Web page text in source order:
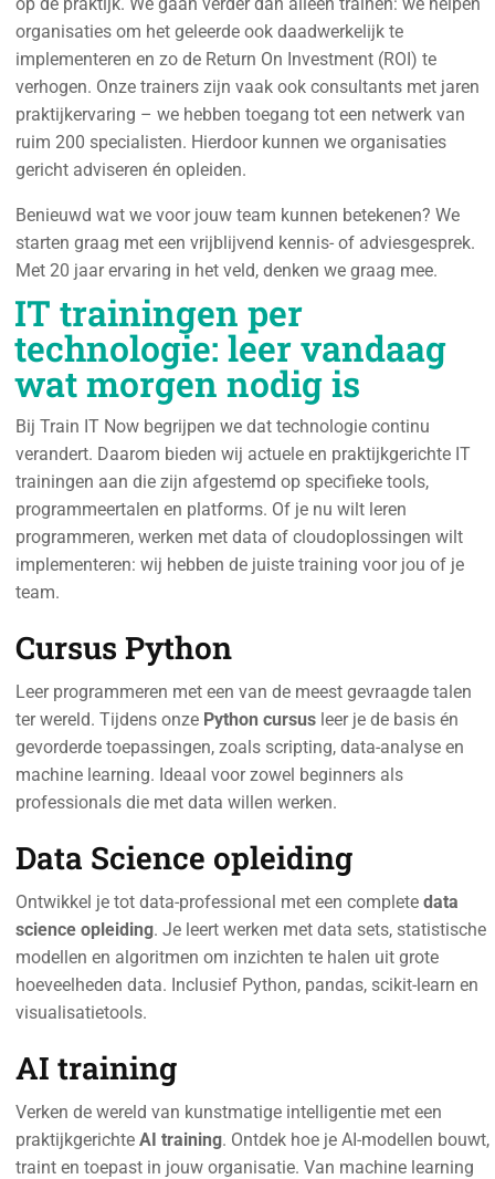
organisaties om het geleerde ook daadwerkelijk te
implementeren en zo de Return On Investment (ROI) te
verhogen. Onze trainers zijn vaak ook consultants met jaren
praktijkervaring – we hebben toegang tot een netwerk van
ruim 200 specialisten. Hierdoor kunnen we organisaties
gericht adviseren én opleiden.
Benieuwd wat we voor jouw team kunnen betekenen? We
starten graag met een vrijblijvend kennis- of adviesgesprek.
Met 20 jaar ervaring in het veld, denken we graag mee.
IT trainingen per
technologie: leer vandaag
wat morgen nodig is
Bij Train IT Now begrijpen we dat technologie continu
verandert. Daarom bieden wij actuele en praktijkgerichte IT
trainingen aan die zijn afgestemd op specifieke tools,
programmeertalen en platforms. Of je nu wilt leren
programmeren, werken met data of cloudoplossingen wilt
implementeren: wij hebben de juiste training voor jou of je
team.
Cursus Python
Leer programmeren met een van de meest gevraagde talen
ter wereld. Tijdens onze Python cursus leer je de basis én
gevorderde toepassingen, zoals scripting, data-analyse en
machine learning. Ideaal voor zowel beginners als
professionals die met data willen werken.
Data Science opleiding
Ontwikkel je tot data-professional met een complete data
science opleiding. Je leert werken met data sets, statistische
modellen en algoritmen om inzichten te halen uit grote
hoeveelheden data. Inclusief Python, pandas, scikit-learn en
visualisatietools.
AI training
Verken de wereld van kunstmatige intelligentie met een
praktijkgerichte AI training. Ontdek hoe je AI-modellen bouwt,
traint en toepast in jouw organisatie. Van machine learning